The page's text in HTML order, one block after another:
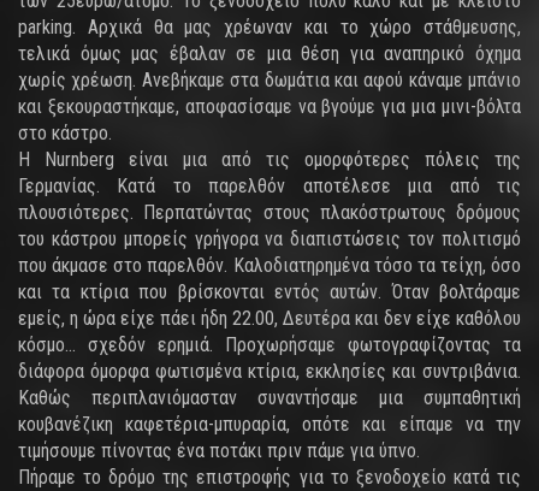
parking. Αρχικά θα μας χρέωναν και το χώρο στάθμευσης,
τελικά όμως μας έβαλαν σε μια θέση για αναπηρικό όχημα
χωρίς χρέωση. Ανεβήκαμε στα δωμάτια και αφού κάναμε μπάνιο
και ξεκουραστήκαμε, αποφασίσαμε να βγούμε για μια μινι-βόλτα
στο κάστρο.
Η Nurnberg είναι μια από τις ομορφότερες πόλεις της
Γερμανίας. Κατά το παρελθόν αποτέλεσε μια από τις
πλουσιότερες. Περπατώντας στους πλακόστρωτους δρόμους
του κάστρου μπορείς γρήγορα να διαπιστώσεις τον πολιτισμό
που άκμασε στο παρελθόν. Καλοδιατηρημένα τόσο τα τείχη, όσο
και τα κτίρια που βρίσκονται εντός αυτών. Όταν βολτάραμε
εμείς, η ώρα είχε πάει ήδη 22.00, Δευτέρα και δεν είχε καθόλου
κόσμο... σχεδόν ερημιά. Προχωρήσαμε φωτογραφίζοντας τα
διάφορα όμορφα φωτισμένα κτίρια, εκκλησίες και συντριβάνια.
Καθώς περιπλανιόμασταν συναντήσαμε μια συμπαθητική
κουβανέζικη καφετέρια-μπυραρία, οπότε και είπαμε να την
τιμήσουμε πίνοντας ένα ποτάκι πριν πάμε για ύπνο.
Πήραμε το δρόμο της επιστροφής για το ξενοδοχείο κατά τις